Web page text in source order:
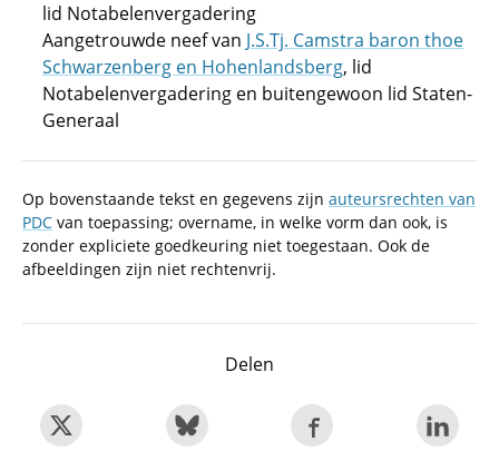
lid Notabelenvergadering
Aangetrouwde neef van J.S.Tj. Camstra baron thoe
Schwarzenberg en Hohenlandsberg, lid
Notabelenvergadering en buitengewoon lid Staten-
Generaal
Op bovenstaande tekst en gegevens zijn auteursrechten van
PDC van toepassing; overname, in welke vorm dan ook, is
zonder expliciete goedkeuring niet toegestaan. Ook de
afbeeldingen zijn niet rechtenvrij.
Delen